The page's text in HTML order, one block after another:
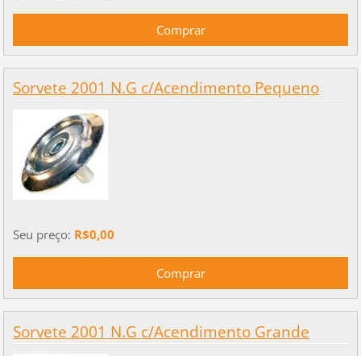
Sorvete 2001 N.G c/Acendimento Pequeno
Seu preço: R$0,00
Sorvete 2001 N.G c/Acendimento Grande